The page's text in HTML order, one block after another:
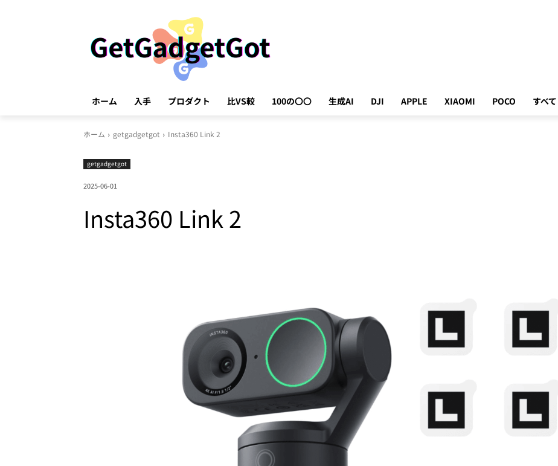
ホーム 入手 プロダクト 比VS較 100の〇〇 生成AI DJI APPLE XIAOMI POCO すべて
ホーム getgadgetgot Insta360 Link 2
getgadgetgot
2025-06-01
Insta360 Link 2